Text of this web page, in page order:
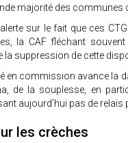
majorité des communes
alerte sur le fait que ces
la CAF fléchant souvent
la suppression de cette
en commission avance la
de la souplesse, en
aujourd’hui pas de relais
les crèches